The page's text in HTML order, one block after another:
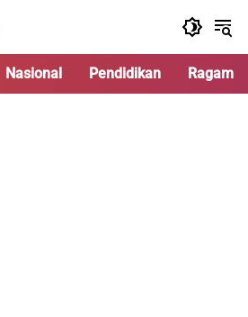
Nasional Pendidikan Ragam